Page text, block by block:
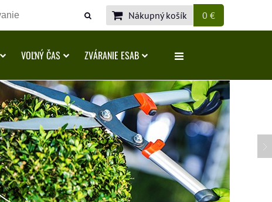
Nákupný košík 0 €
VOĽNÝ ČAS ZVÁRANIE ESAB